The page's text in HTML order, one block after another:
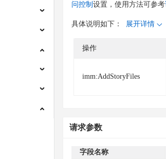
问控制 设置，使用方法可参考
具体说明如下： 展开详情
操作
imm:AddStoryFiles
请求参数
字段名称